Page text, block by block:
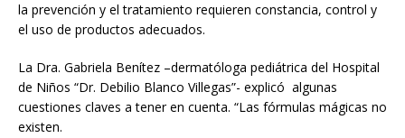
la prevención y el tratamiento requieren constancia, control y
el uso de productos adecuados.
La Dra. Gabriela Benítez –dermatóloga pediátrica del Hospital
de Niños “Dr. Debilio Blanco Villegas”- explicó algunas
cuestiones claves a tener en cuenta. “Las fórmulas mágicas no
existen.